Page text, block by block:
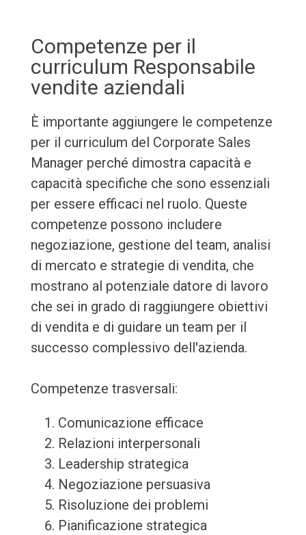
Competenze per il
curriculum Responsabile
vendite aziendali
È importante aggiungere le competenze
per il curriculum del Corporate Sales
Manager perché dimostra capacità e
capacità specifiche che sono essenziali
per essere efficaci nel ruolo. Queste
competenze possono includere
negoziazione, gestione del team, analisi
di mercato e strategie di vendita, che
mostrano al potenziale datore di lavoro
che sei in grado di raggiungere obiettivi
di vendita e di guidare un team per il
successo complessivo dell'azienda.
Competenze trasversali:
Comunicazione efficace
Relazioni interpersonali
Leadership strategica
Negoziazione persuasiva
Risoluzione dei problemi
Pianificazione strategica